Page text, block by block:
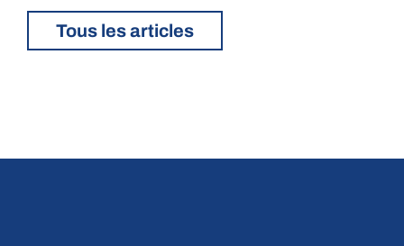
Tous les articles